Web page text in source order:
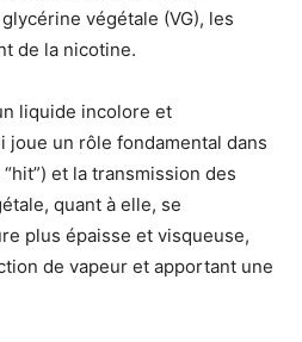
végétale (VG), les
de la nicotine.
liquide incolore et
joue un rôle fondamental dans
et la transmission des
quant à elle, se
plus épaisse et visqueuse,
de vapeur et apportant une